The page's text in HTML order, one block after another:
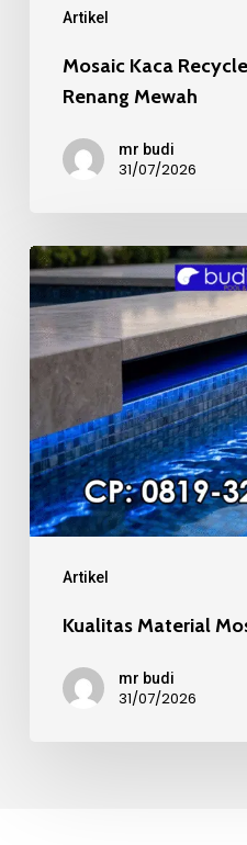
Artikel
Mosaic Kaca
Renang Mewah
mr budi
31/07/2026
Artikel
Kualitas
Material
Mosaic
Kolam
Renang
Kualitas Material
mr budi
31/07/2026